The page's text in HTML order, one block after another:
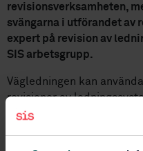
revisionsverksamheten,
svängarna i utförandet av
expert på revision av
SIS arbetsgrupp.
Vägledningen kan
revisioner av
och små organisationer,